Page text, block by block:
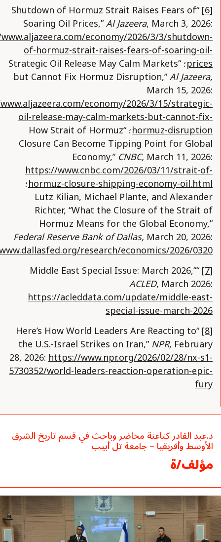
[6]
“Shutdown of Hormuz Strait Raises Fears of
Soaring Oil Prices,”Al Jazeera, March 3, 2026:
economy/2026/3/3/shutdown-
of-hormuz-strait-raises-fears-of-soaring-oil-
prices ؛ “Strategic Oil Release May Calm Markets
but Cannot Fix Hormuz Disruption,”Al Jazeera,
March 15, 2026:
economy/2026/3/15/strategic-
oil-release-may-calm-markets-but-cannot-fix-
hormuz-disruption ؛ “How Strait of Hormuz
Closure Can Become Tipping Point for Global
Economy,”CNBC, March 11, 2026:
https://www.cnbc.com/2026/03/11/strait-of-
hormuz-closure-shipping-economy-oil.html؛
Lutz Kilian, Michael Plante, and Alexander
Richter, “What the Closure of the Strait of
Hormuz Means for the Global Economy,”
Federal Reserve Bank of Dallas, March 20, 2026:
research/economics/2026/0320
[7]
“Middle East Special Issue: March 2026,”
ACLED, March 2026:
https://acleddata.com/update/middle-east-
special-issue-march-2026
[8]
“Here’s How World Leaders Are Reacting to
the U.S.-Israel Strikes on Iran,”NPR, February
28, 2026:https://www.npr.org/2026/02/28/nx-s1-
5730352/world-leaders-reaction-operation-epic-
fury
د.عبد القادر كناعنة محاضر وباحث في قسم تاريخ الشرق
الأوسط وأفريقيا – جامعة تل أبيب
مؤلف/ة